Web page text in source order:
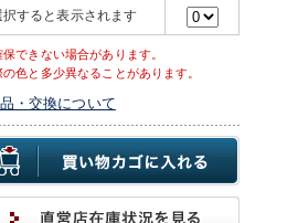
すると表示されます
できない場合があります。
色と多少異なることがあります。
・交換について